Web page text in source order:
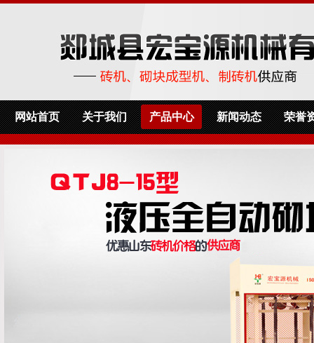
网站首页 关于我们 产品中心 新闻动态 荣誉